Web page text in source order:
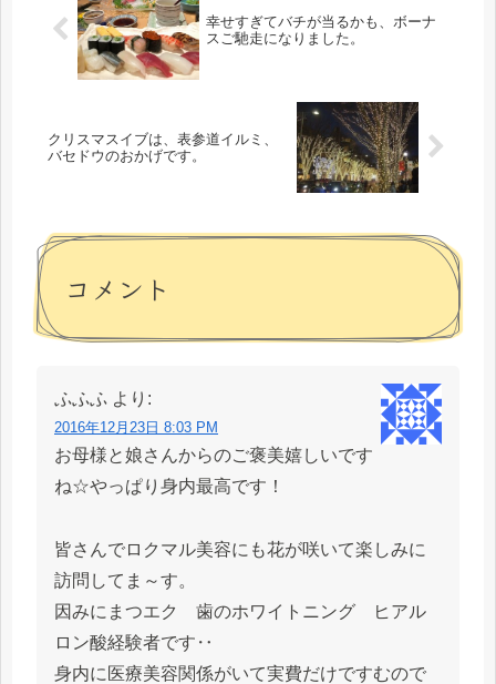
幸せすぎてバチが当るかも、ボーナ
スご馳走になりました。
クリスマスイブは、表参道イルミ、
バセドウのおかげです。
コメント
ふふふ より:
2016年12月23日 8:03 PM
お母様と娘さんからのご褒美嬉しいです
ね☆やっぱり身内最高です！
皆さんでロクマル美容にも花が咲いて楽しみに
訪問してま～す。
因みにまつエク 歯のホワイトニング ヒアル
ロン酸経験者です‥
身内に医療美容関係がいて実費だけですむので